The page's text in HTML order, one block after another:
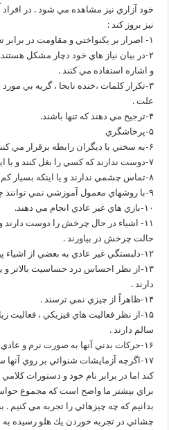
خود آزاري نيز مشاهده مي شود . در
نيز بروز كند :
۱- اصرار بر يكنواختي و مقاومت در برابر تغييرات.
۲-در بيان نياز هاي خود دچار مشكل
و اشاره استفاده مي كنند .
۳-تكرار كلمات ،خنده نابجا ، گريه بي
علت .
۴-ترجيح مي دهند كه تنها باشند.
۵-پرخاشگري
۶-به سختي با ديگران رابطه برقرار مي كنند .
۷-دوست ندارند كه كسي را بغل كنند و يا اينكه كسي آنها را بغل كند .
۸-تماس چشمي ندارند و يا اينكه بسيار كم است .
۹-با روشهاي معمول آموزشي نمي توانند چيزي بياموزند.
۱۰-بازي هاي غير عادي انجام مي دهند.
۱۱- اشياء در حال چرخش را دوست دارند
حالت چرخش در بياورند .
۱۲-دلبستگي غير عادي به بعضي از اشياء پيدا مي كنند .
۱۳-از نظر احساس درد حساسيت بالاتر و
دارند .
۱۴-ظاهراً از چيزي نمي ترسند .
۱۵-از نظر فعاليت هاي فيزيكي ، فعاليت
سالم دارند .
۱۶-حركات بدني آنها به صورت نرم و عادي نيست .
۱۷-اگرچه آزمايشات شنوائي بر روي
كند اما در برابر نام خود و دستورات
براي بيشتر ما واضح است كه مجموع حواس
بدانيم كه چه چيزهائي را تجربه مي كنيم
چشائي در تجربه خوردن يك هلو رسيده به